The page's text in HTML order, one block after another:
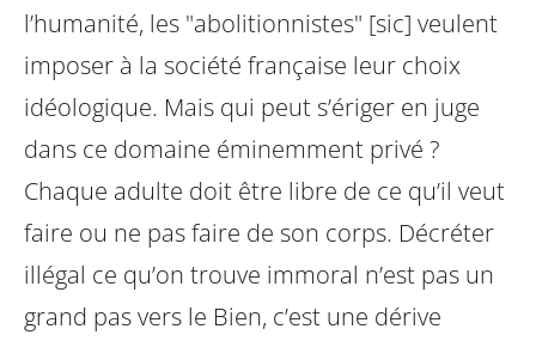
l’humanité, les "abolitionnistes" [sic] veulent
imposer à la société française leur choix
idéologique. Mais qui peut s’ériger en juge
dans ce domaine éminemment privé ?
Chaque adulte doit être libre de ce qu’il veut
faire ou ne pas faire de son corps. Décréter
illégal ce qu’on trouve immoral n’est pas un
grand pas vers le Bien, c’est une dérive